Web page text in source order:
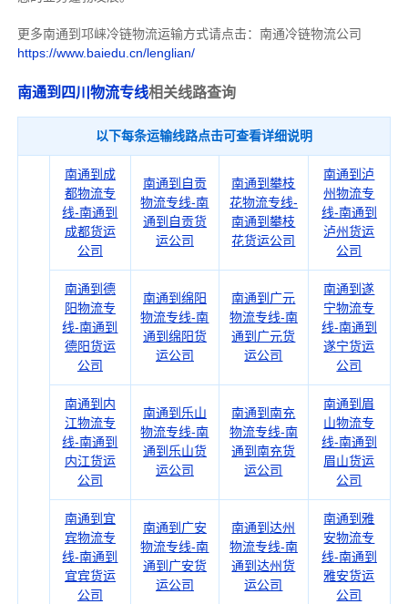
更多南通到邛崃冷链物流运输方式请点击：南通冷链物流公司
https://www.baiedu.cn/lenglian/
南通到四川物流专线相关线路查询
以下每条运输线路点击可查看详细说明
南通到成
都物流专
线-南通到
成都货运
公司
南通到自贡
物流专线-南
通到自贡货
运公司
南通到攀枝
花物流专线-
南通到攀枝
花货运公司
南通到泸
州物流专
线-南通到
泸州货运
公司
南通到德
阳物流专
线-南通到
德阳货运
公司
南通到绵阳
物流专线-南
通到绵阳货
运公司
南通到广元
物流专线-南
通到广元货
运公司
南通到遂
宁物流专
线-南通到
遂宁货运
公司
南通到内
江物流专
线-南通到
内江货运
公司
南通到乐山
物流专线-南
通到乐山货
运公司
南通到南充
物流专线-南
通到南充货
运公司
南通到眉
山物流专
线-南通到
眉山货运
公司
南通到宜
宾物流专
线-南通到
宜宾货运
公司
南通到广安
物流专线-南
通到广安货
运公司
南通到达州
物流专线-南
通到达州货
运公司
南通到雅
安物流专
线-南通到
雅安货运
公司